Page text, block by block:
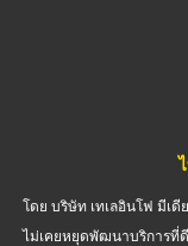
โดย บริษัท เทเลอินโฟ มีเ
ไม่เคยหยุดพัฒนาบริการที่